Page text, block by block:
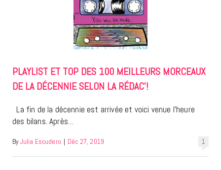
PLAYLIST ET TOP DES 100 MEILLEURS MORCEAUX
DE LA DÉCENNIE SELON LA RÉDAC’!
La fin de la décennie est arrivée et voici venue l’heure
des bilans. Après…
1
By Julia Escudero | Déc 27, 2019